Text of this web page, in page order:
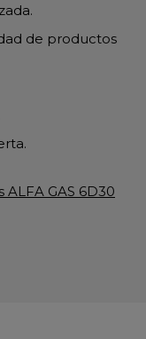
de productos
GAS 6D30